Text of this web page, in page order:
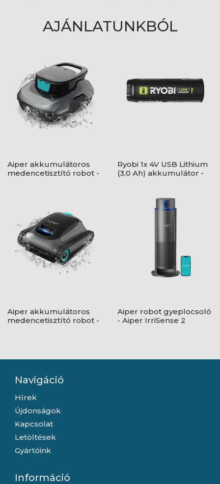
AJÁNLATUNKBÓL
Aiper akkumulátoros
medencetisztító robot -
Ryobi 1x 4V USB Lithium
(3,0 Ah) akkumulátor -
Aiper akkumulátoros
medencetisztító robot -
Aiper robot gyeplocsoló
- Aiper IrriSense 2
Navigáció
Hírek
Újdonságok
Kapcsolat
Letöltések
Gyártóink
Információ